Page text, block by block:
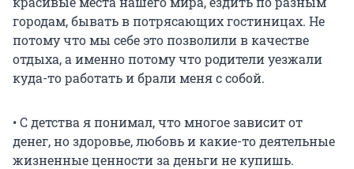
городам, бывать в потрясающих гостиницах. Не
потому что мы себе это позволили в качестве
отдыха, а именно потому что родители уезжали
куда-то работать и брали меня с собой.
• С детства я понимал, что многое зависит от
денег, но здоровье, любовь и какие-то деятельные
жизненные ценности за деньги не купишь.